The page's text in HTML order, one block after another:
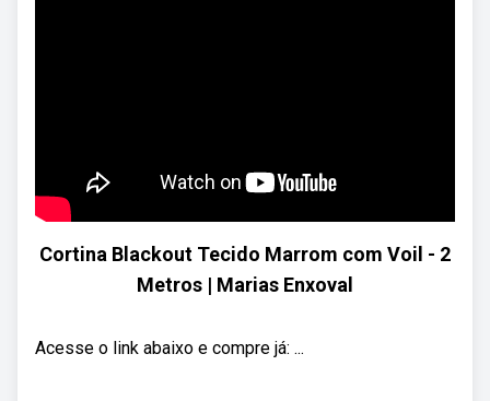
Cortina Blackout Tecido Marrom com Voil - 2
Metros | Marias Enxoval
Acesse o link abaixo e compre já: ...